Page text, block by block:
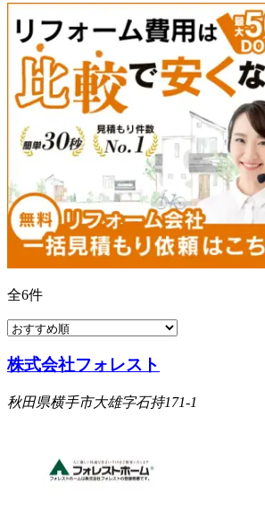
全6件
株式会社フォレスト
秋田県横手市大雄字石持171-1